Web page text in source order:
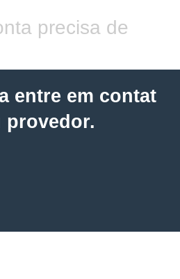
precisa de
entre em contat
provedor.